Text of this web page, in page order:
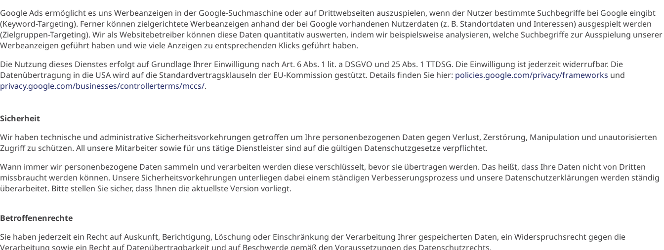
Google Ads ermöglicht es uns Werbeanzeigen in der Google-Suchmaschine oder auf Drittwebseiten auszuspielen, wenn der Nutzer bestimmte Suchbegriffe bei Google eingibt
(Keyword-Targeting). Ferner können zielgerichtete Werbeanzeigen anhand der bei Google vorhandenen Nutzerdaten (z. B. Standortdaten und Interessen) ausgespielt werden
(Zielgruppen-Targeting). Wir als Websitebetreiber können diese Daten quantitativ auswerten, indem wir beispielsweise analysieren, welche Suchbegriffe zur Ausspielung unserer
Werbeanzeigen geführt haben und wie viele Anzeigen zu entsprechenden Klicks geführt haben.
Die Nutzung dieses Dienstes erfolgt auf Grundlage Ihrer Einwilligung nach Art. 6 Abs. 1 lit. a DSGVO und 25 Abs. 1 TTDSG. Die Einwilligung ist jederzeit widerrufbar. Die
Datenübertragung in die USA wird auf die Standardvertragsklauseln der EU-Kommission gestützt. Details finden Sie hier: policies.google.com/privacy/frameworks und
privacy.google.com/businesses/controllerterms/mccs/.
Sicherheit
Wir haben technische und administrative Sicherheitsvorkehrungen getroffen um Ihre personenbezogenen Daten gegen Verlust, Zerstörung, Manipulation und unautorisierten
Zugriff zu schützen. All unsere Mitarbeiter sowie für uns tätige Dienstleister sind auf die gültigen Datenschutzgesetze verpflichtet.
Wann immer wir personenbezogene Daten sammeln und verarbeiten werden diese verschlüsselt, bevor sie übertragen werden. Das heißt, dass Ihre Daten nicht von Dritten
missbraucht werden können. Unsere Sicherheitsvorkehrungen unterliegen dabei einem ständigen Verbesserungsprozess und unsere Datenschutzerklärungen werden ständig
überarbeitet. Bitte stellen Sie sicher, dass Ihnen die aktuellste Version vorliegt.
Betroffenenrechte
Sie haben jederzeit ein Recht auf Auskunft, Berichtigung, Löschung oder Einschränkung der Verarbeitung Ihrer gespeicherten Daten, ein Widerspruchsrecht gegen die
Verarbeitung sowie ein Recht auf Datenübertragbarkeit und auf Beschwerde gemäß den Voraussetzungen des Datenschutzrechts.